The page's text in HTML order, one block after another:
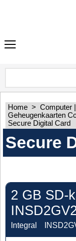
Home > Computer
Geheugenkaarten
Secure Digital Card
Secure
2 GB SD-
Integral